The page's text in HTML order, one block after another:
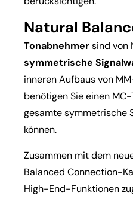
Natural
Tonabnehmersind von
symmetrische
inneren Aufbaus von
benötigen Sie einen
gesamte symmetrische
können.
Zusammen mit dem
Balanced Connection-
High-End-Funktionen